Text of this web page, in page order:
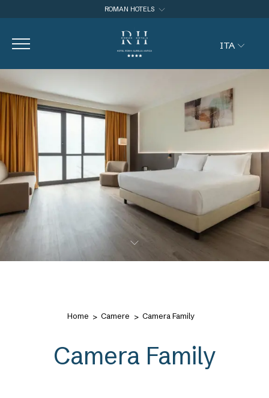
ROMAN HOTELS
ROMAN HOTELS
HOTEL CAPANNELLE APPIA ANTICA
ITA
ENG
Home Camere Camera Family
Camera Family